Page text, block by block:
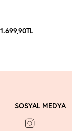
1.699,90TL
SOSYAL MEDYA